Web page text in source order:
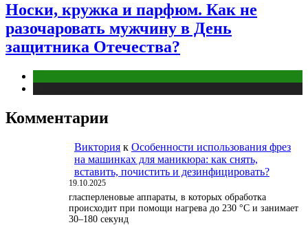
Носки, кружка и парфюм. Как не
разочаровать мужчину в День
защитника Отечества?
Комментарии
Виктория к Особенности использования фрез
на машинках для маникюра: как снять,
вставить, почистить и дезинфицировать?
19.10.2025
гласперленовые аппараты, в которых обработка
происходит при помощи нагрева до 230 °С и занимает
30–180 секунд